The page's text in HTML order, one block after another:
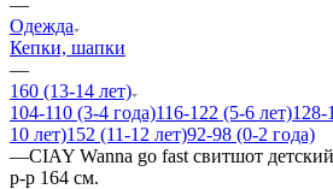
Одежда
Кепки, шапки
—
160 (13-14 лет)
104-110 (3-4 года)116-122 (5-6 лет)128-
10 лет)152 (11-12 лет)92-98 (0-2 года)
—CIAY Wanna go fast свитшот
р-р 164 см.